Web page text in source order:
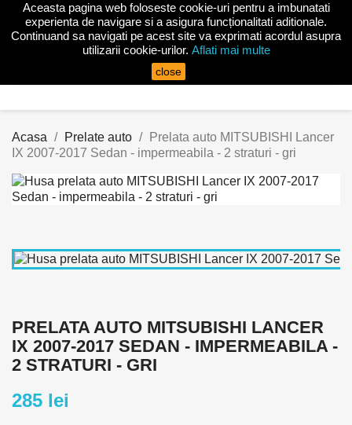
Acasa Prelate auto
Prelata auto MITSUBISHI Lancer
IX 2007-2017 Sedan - impermeabila - 2 straturi - gri
PRELATA AUTO MITSUBISHI LANCER
IX 2007-2017 SEDAN - IMPERMEABILA -
2 STRATURI - GRI
285 lei
Aceasta pagina web foloseste cookie-uri pentru a imbunatati
experienta de navigare si a asigura funcționalitati aditionale.
Continuand sa navigati pe acest site va exprimati acordul asupra
utilizarii cookie-urilor. Aflati mai multe
close